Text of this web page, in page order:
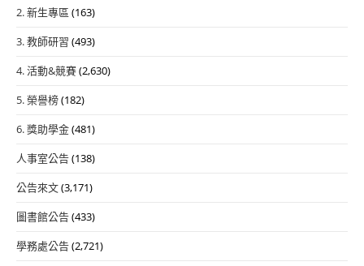
2. 新生專區 (163)
3. 教師研習 (493)
4. 活動&競賽(2,630)
5. 榮譽榜(182)
6. 獎助學金(481)
人事室公告(138)
公告來文(3,171)
圖書館公告(433)
學務處公告(2,721)